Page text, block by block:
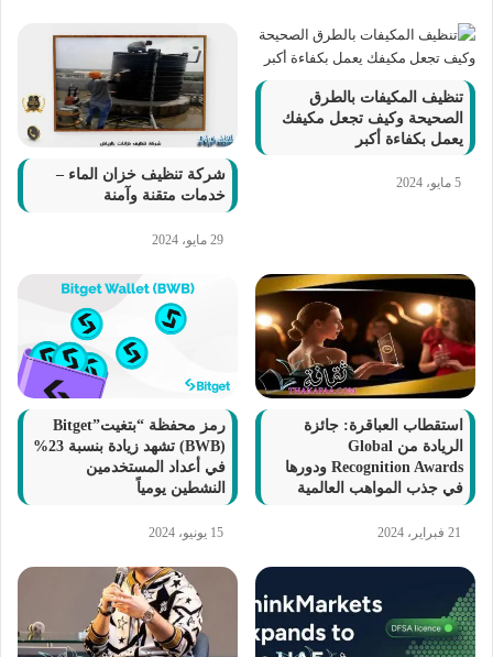
تنظيف المكيفات بالطرق
الصحيحة وكيف تجعل مكيفك
يعمل بكفاءة أكبر
5 مايو، 2024
شركة تنظيف خزان الماء –
خدمات متقنة وآمنة
29 مايو، 2024
استقطاب العباقرة: جائزة
الريادة من Global
Recognition Awards ودورها
في جذب المواهب العالمية
21 فبراير، 2024
رمز محفظة “بتغيت”Bitget
(BWB) تشهد زيادة بنسبة 23%
في أعداد المستخدمين
النشطين يومياً
15 يونيو، 2024